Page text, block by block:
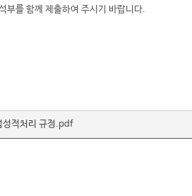
부를 함께 제출하여 주시기 바랍니다.
적처리 규정.pdf